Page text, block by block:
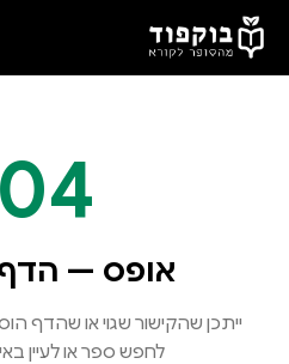
דלג לתוכן הראשי
אופס —
ייתכן שהקישור שגוי או שהדף
לחפש ספר או לעיין